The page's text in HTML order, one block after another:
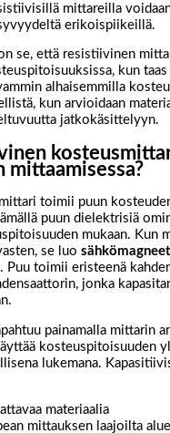
mittareilla
erikoispiikeillä.
se, että resistiivinen
kun
alhaisemmilla
kun arvioidaan
jatkokäsittelyyn.
mittaamisessa?
toimii puun
puun dielektrisiä
mukaan. Kun
se luo
Puu toimii eristeenä
jonka
painamalla mittarin
kosteuspitoisuuden
lukemana.
materiaalia
mittauksen laajoilta